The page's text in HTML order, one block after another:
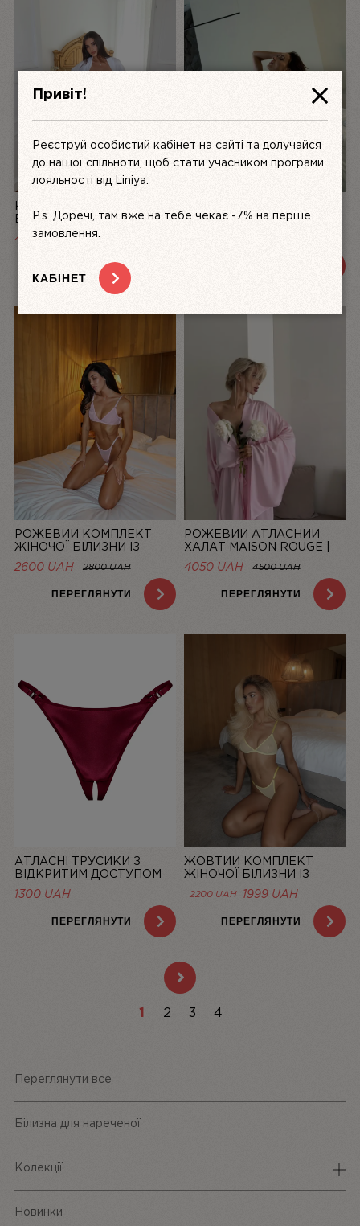
КОМПЛЕКТ ЖІНОЧОЇ
БІЛИЗНИ З АТЛАСУ ТА
МЕРЕЖИВА LA PERLE,
4999 UAH
ПЕРЕГЛЯНУТИ
ЖІНОЧОЇ БІЛИЗНИ З
РОЖЕВИЙ КОМПЛЕКТ
ЖІНОЧОЇ БІЛИЗНИ ІЗ
СІТОЧКИ BASIC PINK |
LINIYA
2600 UAH 2800 UAH
ПЕРЕГЛЯНУТИ
РОЖЕВИЙ АТЛАСНИЙ
ХАЛАТ MAISON ROUGE |
LINIYA
4050 UAH 4500 UAH
ПЕРЕГЛЯНУТИ
АТЛАСНІ ТРУСИКИ З
ВІДКРИТИМ ДОСТУПОМ
MISTIC, БОРДОВІ | LINIYA
1300 UAH
ПЕРЕГЛЯНУТИ
ЖОВТИЙ КОМПЛЕКТ
ЖІНОЧОЇ БІЛИЗНИ ІЗ
СІТОЧКИ BASIC LEMON |
LINIYA
2200UAH 1999 UAH
ПЕРЕГЛЯНУТИ
1 2 3 4
Переглянути все
Білизна для нареченої
Колекції
Новинки
Привіт!
Реєструй особистий кабінет на сайті та долучайся
до нашої спільноти, щоб стати учасником програми
лояльності від Liniya.
P.s. Доречі, там вже на тебе чекає -7% на перше
замовлення.
КАБІНЕТ